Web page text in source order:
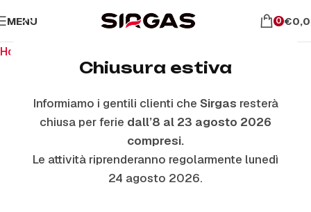
Chiusura estiva
Informiamo i gentili clienti che Sirgas resterà
chiusa per ferie dall’8 al 23 agosto 2026
compresi.
Le attività riprenderanno regolarmente lunedì
24 agosto 2026.
MENU 0 €
Home